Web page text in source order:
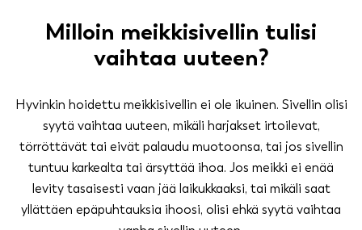
Milloin meikkisivellin tulisi
vaihtaa uuteen?
Hyvinkin hoidettu meikkisivellin ei ole ikuinen. Sivellin olisi
syytä vaihtaa uuteen, mikäli harjakset irtoilevat,
törröttävät tai eivät palaudu muotoonsa, tai jos sivellin
tuntuu karkealta tai ärsyttää ihoa. Jos meikki ei enää
levity tasaisesti vaan jää laikukkaaksi, tai mikäli saat
yllättäen epäpuhtauksia ihoosi, olisi ehkä syytä vaihtaa